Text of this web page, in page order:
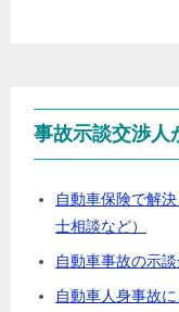
事故示談交渉人
自動車保険で解
士相談など）
自動車事故の示
自動車人身事故